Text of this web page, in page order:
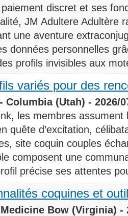
discret et ses
JM Adultere Adultère
une aventure
données personnelles
profils invisibles aux
variés pour des
Columbia (Utah) - 2026/
les membres
quête d’excitation,
site coquin couples
composent une
précise ses attentes
coquines et
Bow (Virginia) -